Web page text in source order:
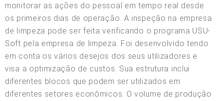
monitorar as ações do pessoal em tempo real desde
os primeiros dias de operação. A inspeção na empresa
de limpeza pode ser feita verificando o programa USU-
Soft pela empresa de limpeza. Foi desenvolvido tendo
em conta os vários desejos dos seus utilizadores e
visa a optimização de custos. Sua estrutura inclui
diferentes blocos que podem ser utilizados em
diferentes setores econômicos. O volume de produção